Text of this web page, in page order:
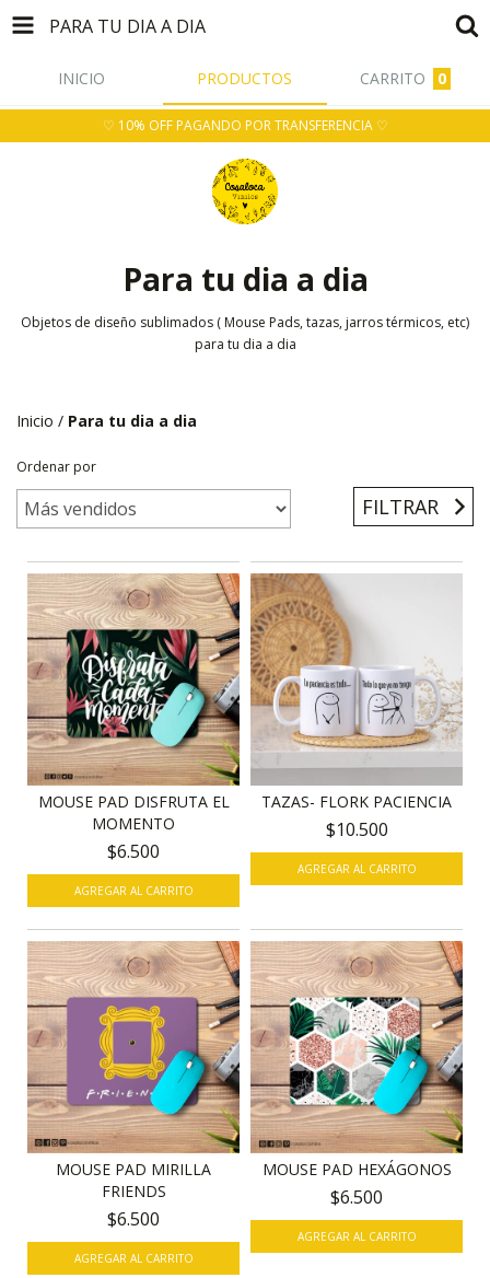
PARA TU DIA A DIA
INICIO PRODUCTOS CARRITO 0
♡ 10% OFF PAGANDO POR TRANSFERENCIA ♡
Para tu dia a dia
Objetos de diseño sublimados ( Mouse Pads, tazas, jarros térmicos, etc)
para tu dia a dia
Inicio / Para tu dia a dia
Ordenar por
FILTRAR
MOUSE PAD DISFRUTA EL
MOMENTO
$6.500
TAZAS- FLORK PACIENCIA
$10.500
MOUSE PAD MIRILLA
FRIENDS
$6.500
MOUSE PAD HEXÁGONOS
$6.500